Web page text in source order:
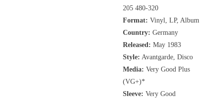
205 480-320
Format: Vinyl, LP, Album
Country: Germany
Released: May 1983
Style: Avantgarde, Disco
Media: Very Good Plus
(VG+)*
Sleeve: Very Good